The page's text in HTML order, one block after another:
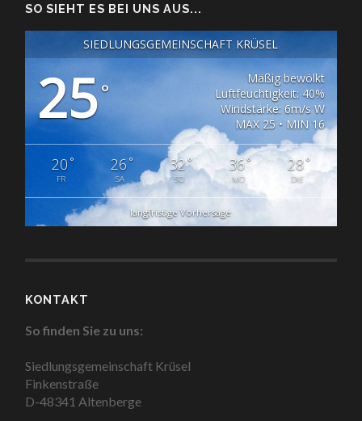
SO SIEHT ES BEI UNS AUS...
SIEDLUNGSGEMEINSCHAFT KRÜSEL
25°
Mäßig bewölkt
Luftfeuchtigkeit: 40%
Windstärke: 6m/s W
MAX 25 • MIN 16
20°
FR
26°
SA
32°
SO
36°
MO
28°
DIE
langfristige Vorhersage
KONTAKT
So finden Sie zu uns:
Siedlungsgemeinschaft Krüsel
Finkenstraße
D-48341 Altenberge